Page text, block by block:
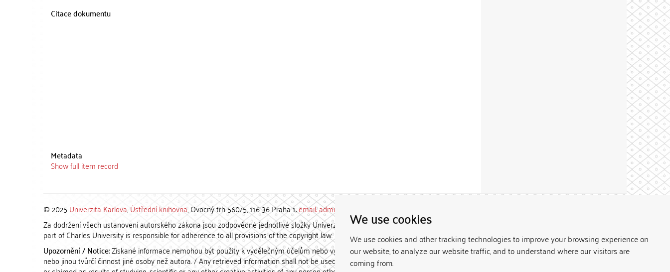
We use cookies
We use cookies and other tracking technologies to improve your browsing experience on
our website, to analyze our website traffic, and to understand where our visitors are
coming from.
Citace dokumentu
Metadata
Show full item record
© 2025 Univerzita Karlova,Ústřední knihovna, Ovocný trh 560/5, 116 36 Praha 1;email: admin-repozitar [at] cuni.cz
Za dodržení všech ustanovení autorského zákona jsou zodpovědné jednotlivé složky Univerzity Karlovy. / Each constituent
part of Charles University is responsible for adherence to all provisions of the copyright law.
Upozornění / Notice:Získané informace nemohou být použity k výdělečným účelům nebo vydávány za studijní, vědeckou
nebo jinou tvůrčí činnost jiné osoby než autora. / Any retrieved information shall not be used for any commercial purposes